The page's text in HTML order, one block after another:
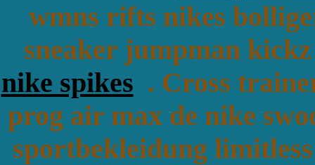
wmns rifts nikes
sneaker jumpman
nike spikes . Cross
prog air max de nike
sportbekleidung